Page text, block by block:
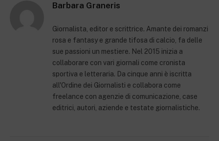
Barbara Graneris
Giornalista, editor e scrittrice. Amante dei romanzi
rosa e fantasy e grande tifosa di calcio, fa delle
sue passioni un mestiere. Nel 2015 inizia a
collaborare con vari giornali come cronista
sportiva e letteraria. Da cinque anni è iscritta
all'Ordine dei Giornalisti e collabora come
freelance con agenzie di comunicazione, case
editrici, autori, aziende e testate giornalistiche.